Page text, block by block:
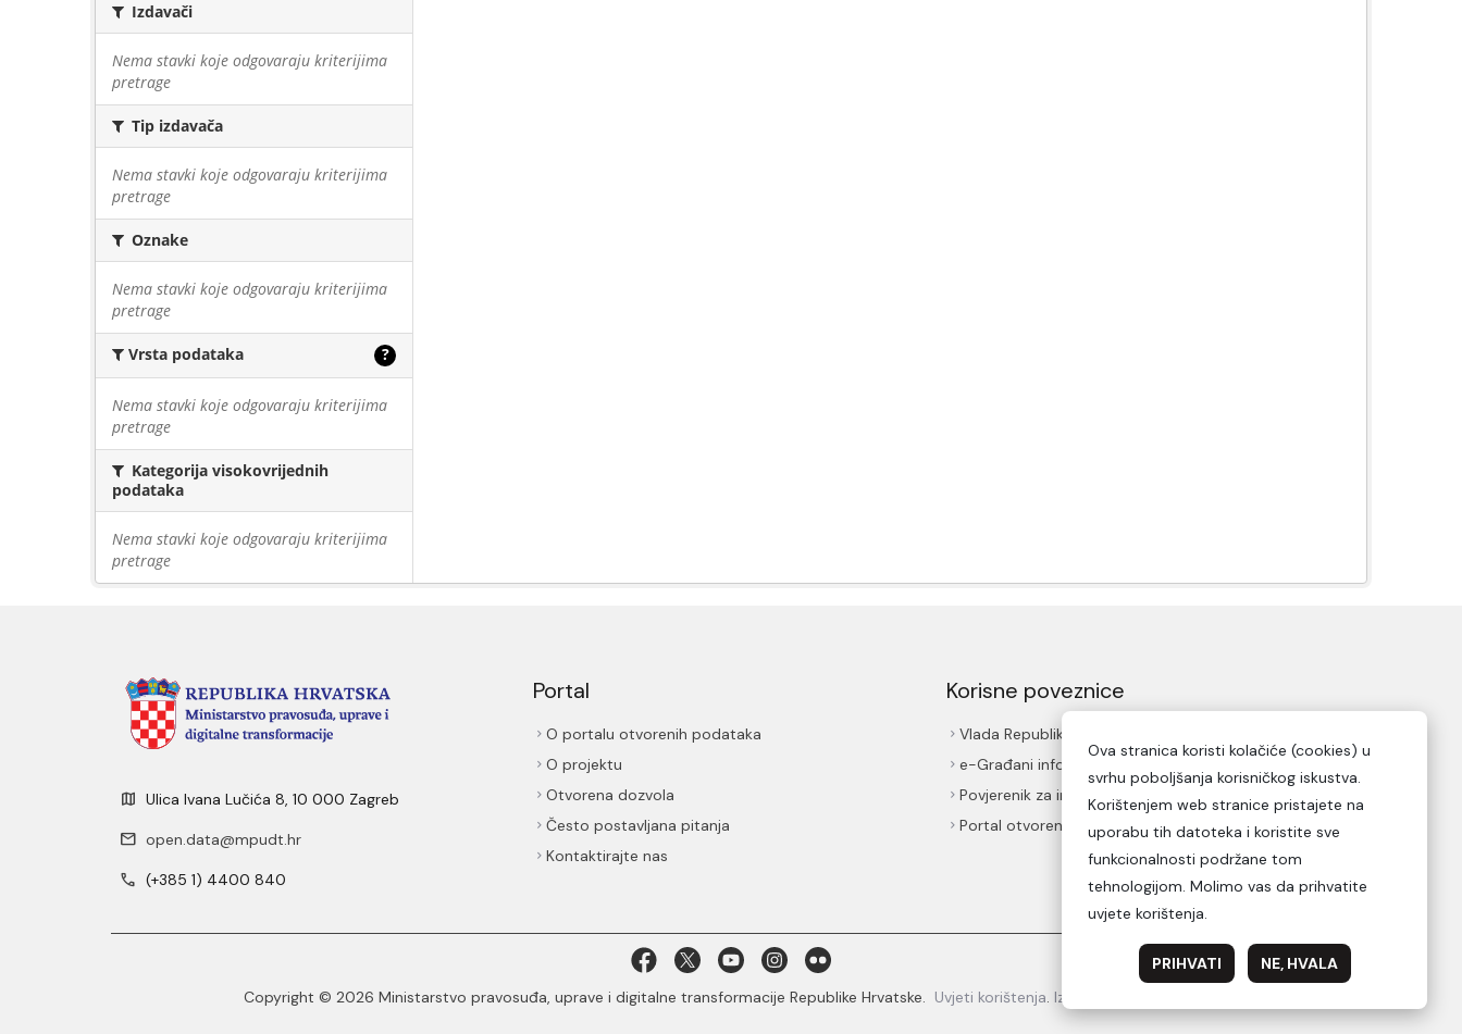
Izdavači
Nema stavki koje odgovaraju kriterijima
pretrage
Tip izdavača
Nema stavki koje odgovaraju kriterijima
pretrage
Oznake
Nema stavki koje odgovaraju kriterijima
pretrage
Vrsta podataka ?
Nema stavki koje odgovaraju kriterijima
pretrage
Kategorija visokovrijednih
podataka
Nema stavki koje odgovaraju kriterijima
pretrage